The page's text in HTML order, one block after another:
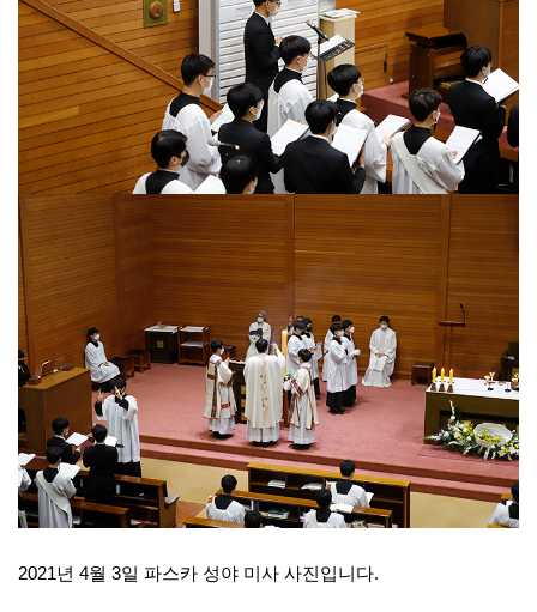
2021년 4월 3일 파스카 성야 미사 사진입니다.